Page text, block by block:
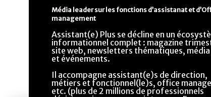
Média leader sur les fonctions d’assistanat et
management
Assistant(e) Plus se décline en un
informationnel complet : magazine
site web, newsletters thématiques, média
et événements.
Il accompagne assistant(e)s de direction,
métiers et fonctionnel(le)s, office
etc. (plus de 2 millions de professionnels